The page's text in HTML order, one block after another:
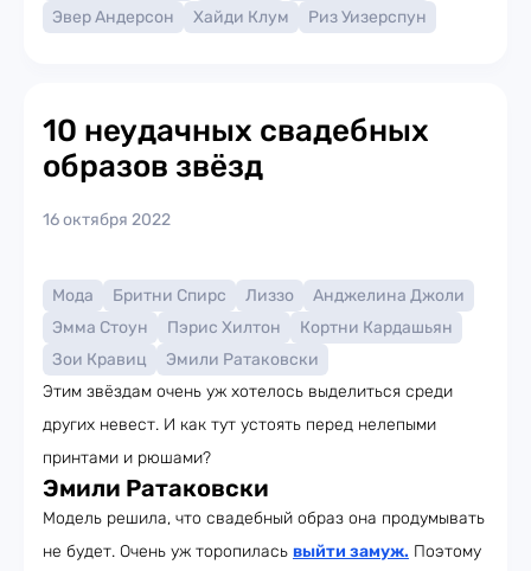
Эвер Андерсон
Хайди Клум Риз Уизерспун
10 неудачных свадебных
образов звёзд
16 октября 2022
Мода Бритни Спирс Лиззо
Анджелина Джоли
Эмма Стоун
Пэрис Хилтон
Кортни Кардашьян
Зои Кравиц
Эмили Ратаковски
Этим звёздам очень уж хотелось выделиться среди
других невест. И как тут устоять перед нелепыми
принтами и рюшами?
Эмили Ратаковски
Модель решила, что свадебный образ она продумывать
не будет. Очень уж торопилась выйти замуж. Поэтому